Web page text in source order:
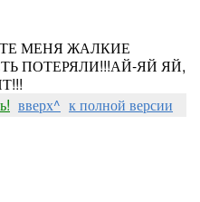
МЕНЯ ЖАЛКИЕ
ПОТЕРЯЛИ!!!АЙ-ЯЙ ЯЙ,
вверх^ к полной версии